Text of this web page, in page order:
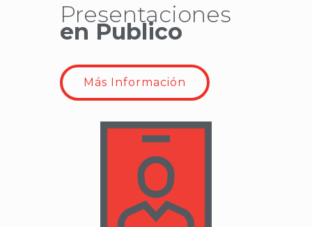
Presentaciones
en Publico
Más Información